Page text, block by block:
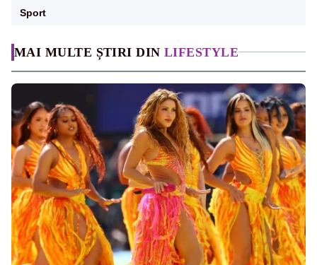
MAI MULTE ȘTIRI DIN LIFESTYLE
Sport